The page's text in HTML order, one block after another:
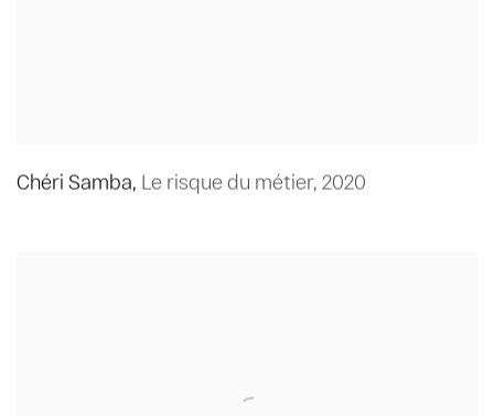
Chéri Samba, Le risque du métier, 2020